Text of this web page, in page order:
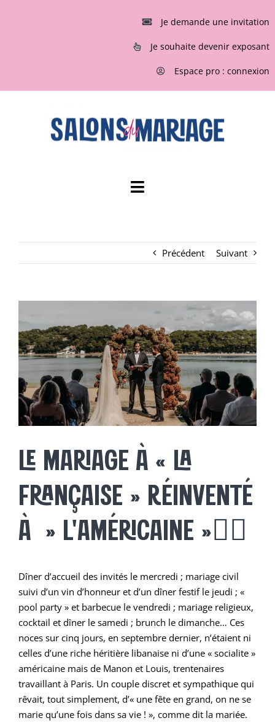
Je souhaite devenir exposant
Espace pro : connexion
Je demande une invitation
Toggle
EXPOSANTS
BLOG
A PROPOS
CONTACT
Précédent Suivant
l'image
agrandie
LE MARIAGE À « LA
FRANÇAISE » RÉINVENTÉ
À » L’AMÉRICAINE »👰‍♀️
Dîner d’accueil des invités le mercredi ; mariage civil
suivi d’un vin d’honneur et d’un dîner festif le jeudi ; «
pool party » et barbecue le vendredi ; mariage religieux,
cocktail et dîner le samedi ; brunch le dimanche… Ces
noces sur cinq jours, en septembre dernier, n’étaient ni
celles d’une riche héritière libanaise ni d’une « socialite »
américaine mais de Manon et Louis, trentenaires
travaillant à Paris. Un couple discret et sympathique qui
rêvait, tout simplement, d’« une fête en grand, on ne se
marie qu’une fois dans sa vie ! », comme dit la mariée.